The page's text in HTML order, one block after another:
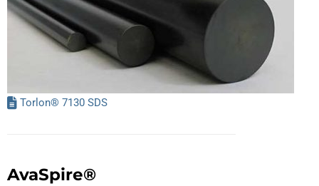
Torlon® 7130 SDS
AvaSpire®